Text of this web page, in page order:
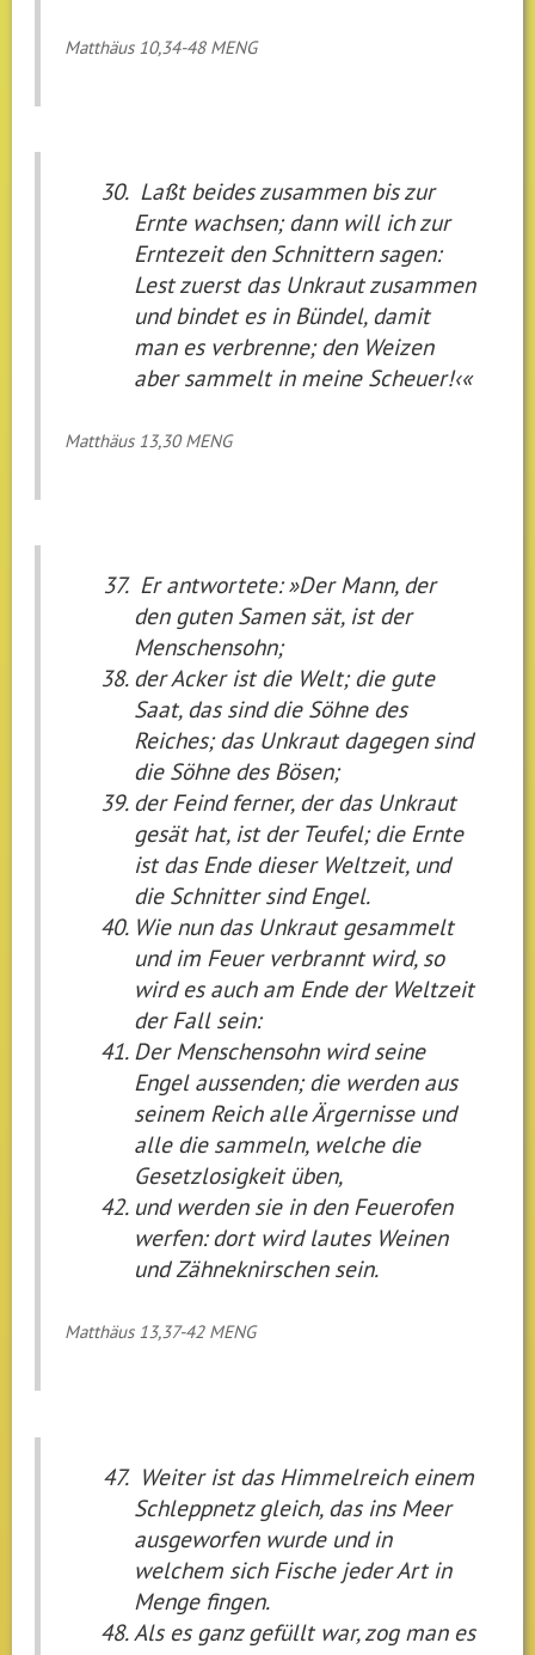
Matthäus 10,34-48 MENG
Laßt beides zusammen bis zur
Ernte wachsen; dann will ich zur
Erntezeit den Schnittern sagen:
Lest zuerst das Unkraut zusammen
und bindet es in Bündel, damit
man es verbrenne; den Weizen
aber sammelt in meine Scheuer!‹«
Matthäus 13,30 MENG
Er antwortete: »Der Mann, der
den guten Samen sät, ist der
Menschensohn;
der Acker ist die Welt; die gute
Saat, das sind die Söhne des
Reiches; das Unkraut dagegen sind
die Söhne des Bösen;
der Feind ferner, der das Unkraut
gesät hat, ist der Teufel; die Ernte
ist das Ende dieser Weltzeit, und
die Schnitter sind Engel.
Wie nun das Unkraut gesammelt
und im Feuer verbrannt wird, so
wird es auch am Ende der Weltzeit
der Fall sein:
Der Menschensohn wird seine
Engel aussenden; die werden aus
seinem Reich alle Ärgernisse und
alle die sammeln, welche die
Gesetzlosigkeit üben,
und werden sie in den Feuerofen
werfen: dort wird lautes Weinen
und Zähneknirschen sein.
Matthäus 13,37-42 MENG
Weiter ist das Himmelreich einem
Schleppnetz gleich, das ins Meer
ausgeworfen wurde und in
welchem sich Fische jeder Art in
Menge fingen.
Als es ganz gefüllt war, zog man es